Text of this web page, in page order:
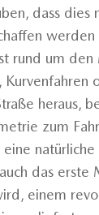
dass dies
werden
rund um den
heraus,
zum
das erste
einem